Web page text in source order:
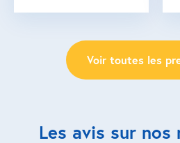
Voir toutes les
Les avis sur nos